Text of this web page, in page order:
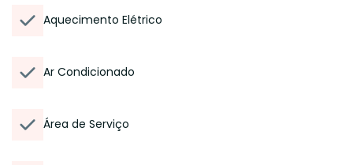
Aquecimento Elétrico
Ar Condicionado
Área de Serviço